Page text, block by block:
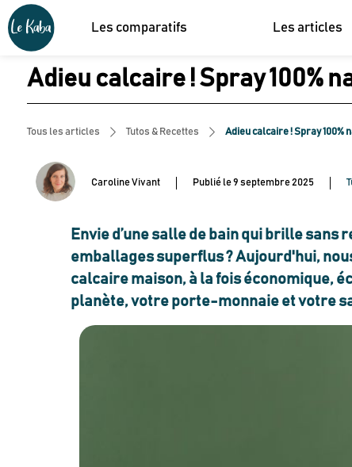
Les comparatifs Les articles
Adieu calcaire ! Spray 100%
Tous les articles Tutos & Recettes Adieu calcaire ! Spray
Caroline Vivant Publié le9 septembre 2025
Envie d’une salle de bain qui brille
emballages superflus ? Aujourd'hui,
calcaire maison, à la fois économique,
planète, votre porte-monnaie et votre